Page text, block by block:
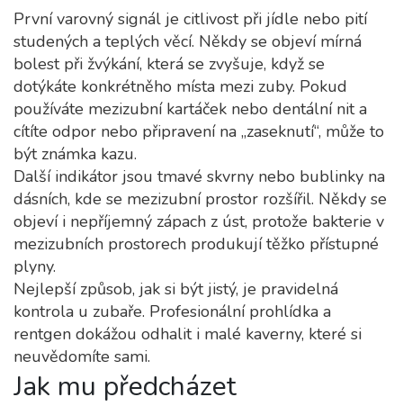
První varovný signál je citlivost při jídle nebo pití
studených a teplých věcí. Někdy se objeví mírná
bolest při žvýkání, která se zvyšuje, když se
dotýkáte konkrétněho místa mezi zuby. Pokud
používáte mezizubní kartáček nebo dentální nit a
cítíte odpor nebo připravení na „zaseknutí“, může to
být známka kazu.
Další indikátor jsou tmavé skvrny nebo bublinky na
dásních, kde se mezizubní prostor rozšířil. Někdy se
objeví i nepříjemný zápach z úst, protože bakterie v
mezizubních prostorech produkují těžko přístupné
plyny.
Nejlepší způsob, jak si být jistý, je pravidelná
kontrola u zubaře. Profesionální prohlídka a
rentgen dokážou odhalit i malé kaverny, které si
neuvědomíte sami.
Jak mu předcházet